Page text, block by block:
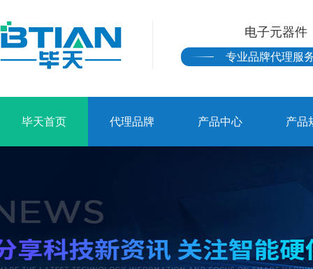
电子元器件
专业品牌代理服
毕天首页 代理品牌 产品中心 产品